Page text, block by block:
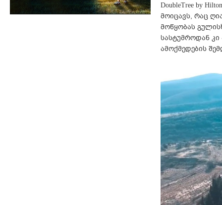
DoubleTree by
მოიცავს, რაც
მოწყობას
სასტუმროდან კი
ამოქმედების